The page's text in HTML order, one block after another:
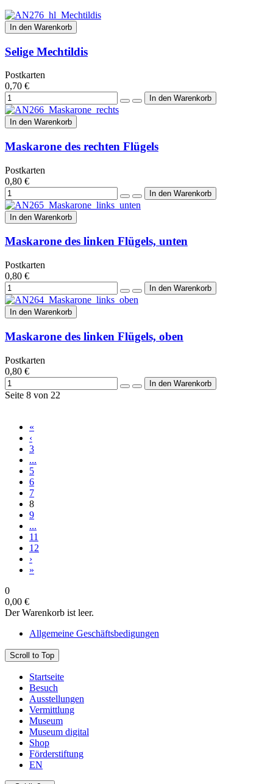
In den Warenkorb
Selige Mechtildis
Postkarten
0,70 €
In den Warenkorb
Maskarone des rechten Flügels
Postkarten
0,80 €
In den Warenkorb
Maskarone des linken Flügels, unten
Postkarten
0,80 €
In den Warenkorb
Maskarone des linken Flügels, oben
Postkarten
0,80 €
Seite 8 von 22
«
‹
3
...
5
6
7
8
9
...
11
12
›
»
0
0,00 €
Der Warenkorb ist leer.
Allgemeine Geschäftsbedigungen
Scroll to Top
Startseite
Besuch
Ausstellungen
Vermittlung
Museum
Museum digital
Shop
Förderstiftung
EN